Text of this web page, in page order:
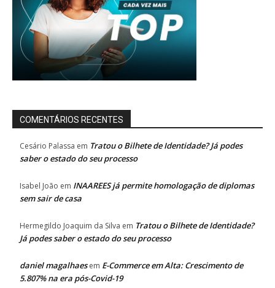
COMENTÁRIOS RECENTES
Cesário Palassa em Tratou o Bilhete de Identidade? Já podes
saber o estado do seu processo
Isabel João em INAAREES já permite homologação de diplomas
sem sair de casa
Hermegildo Joaquim da Silva em Tratou o Bilhete de Identidade?
Já podes saber o estado do seu processo
daniel magalhaesem E-Commerce em Alta: Crescimento de
5.807% na era pós-Covid-19